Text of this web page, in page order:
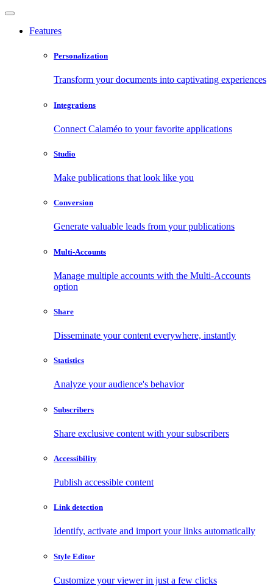
Features
Personalization
Transform your documents into captivating experiences
Integrations
Connect Calaméo to your favorite applications
Studio
Make publications that look like you
Conversion
Generate valuable leads from your publications
Multi-Accounts
Manage multiple accounts with the Multi-Accounts
option
Share
Disseminate your content everywhere, instantly
Statistics
Analyze your audience's behavior
Subscribers
Share exclusive content with your subscribers
Accessibility
Publish accessible content
Link detection
Identify, activate and import your links automatically
Style Editor
Customize your viewer in just a few clicks